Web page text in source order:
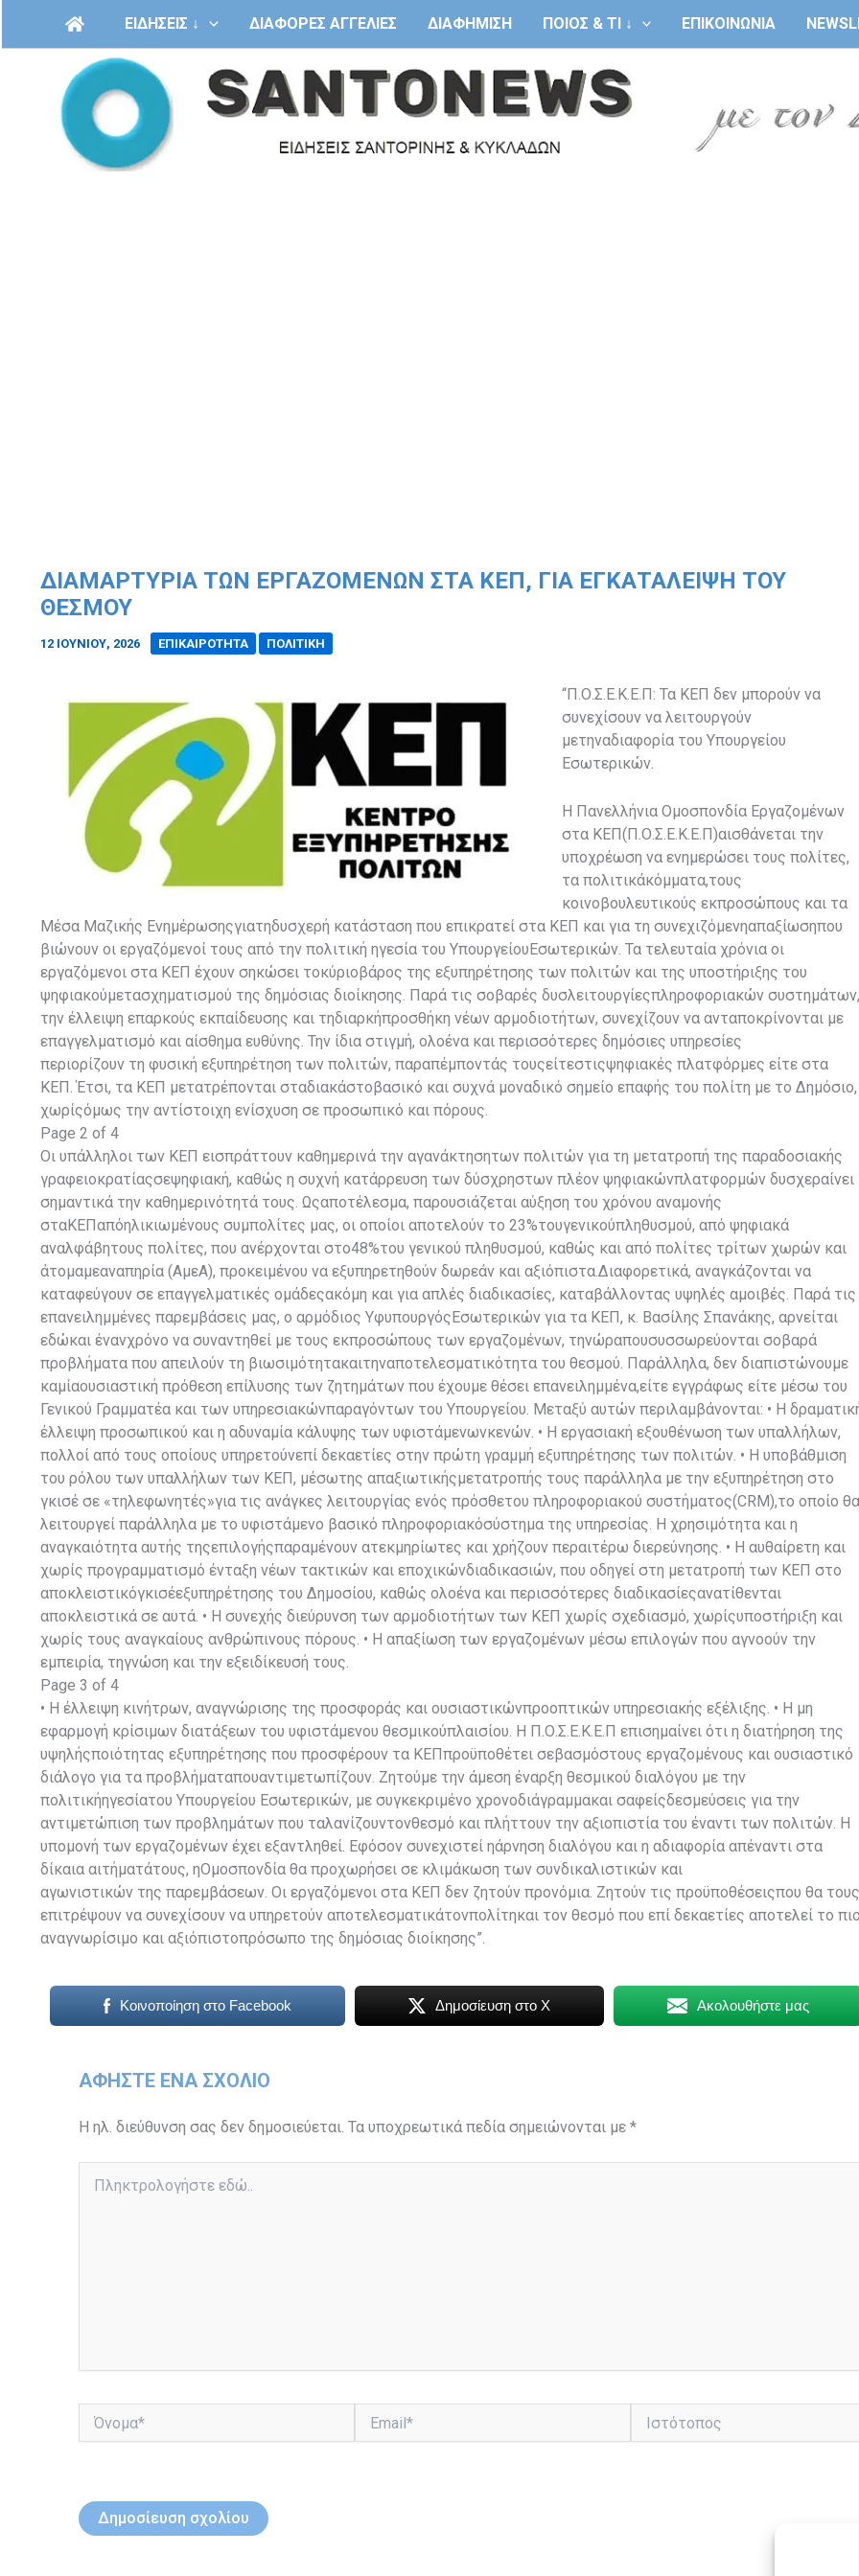
ΕΙΔΗΣΕΙΣ ↓ ΔΙΑΦΟΡΕΣ ΑΓΓΕΛΙΕΣ ΔΙΑΦΗΜΙΣΗ ΠΟΙΟΣ & ΤΙ ↓ ΕΠΙΚΟΙΝΩΝΙΑ
ΔΙΑΜΑΡΤΥΡΊΑ ΤΩΝ ΕΡΓΑΖΟΜΈΝΩΝ ΣΤΑ ΚΕΠ, ΓΙΑ ΕΓΚΑΤΆΛΕΙΨΗ ΤΟΥ
ΘΕΣΜΟΎ
12 ΙΟΥΝΊΟΥ, 2026 ΕΠΙΚΑΙΡΟΤΗΤΑ ΠΟΛΙΤΙΚΗ
“Π.Ο.Σ.Ε.Κ.Ε.Π: Τα ΚΕΠ δεν μπορούν να
συνεχίσουν να λειτουργούν
μετηναδιαφορία του Υπουργείου
Εσωτερικών.
Η Πανελλήνια Ομοσπονδία Εργαζομένων
στα ΚΕΠ(Π.Ο.Σ.Ε.Κ.Ε.Π)αισθάνεται την
υποχρέωση να ενημερώσει τους πολίτες,
τα πολιτικάκόμματα,τους
κοινοβουλευτικούς εκπροσώπους και τα
Μέσα Μαζικής Ενημέρωσηςγιατηδυσχερή κατάσταση που επικρατεί στα ΚΕΠ και για τη συνεχιζόμενηαπαξίωσηπου
βιώνουν οι εργαζόμενοί τους από την πολιτική ηγεσία του ΥπουργείουΕσωτερικών. Τα τελευταία χρόνια οι
εργαζόμενοι στα ΚΕΠ έχουν σηκώσει τοκύριοβάρος της εξυπηρέτησης των πολιτών και της υποστήριξης του
ψηφιακούμετασχηματισμού της δημόσιας διοίκησης. Παρά τις σοβαρές δυσλειτουργίεςπληροφοριακών συστημάτων,
την έλλειψη επαρκούς εκπαίδευσης και τηδιαρκήπροσθήκη νέων αρμοδιοτήτων, συνεχίζουν να ανταποκρίνονται με
επαγγελματισμό και αίσθημα ευθύνης. Την ίδια στιγμή, ολοένα και περισσότερες δημόσιες υπηρεσίες
περιορίζουν τη φυσική εξυπηρέτηση των πολιτών, παραπέμποντάς τουςείτεστιςψηφιακές πλατφόρμες είτε στα
ΚΕΠ. Έτσι, τα ΚΕΠ μετατρέπονται σταδιακάστοβασικό και συχνά μοναδικό σημείο επαφής του πολίτη με το Δημόσιο,
χωρίςόμως την αντίστοιχη ενίσχυση σε προσωπικό και πόρους.
Page 2 of 4
Οι υπάλληλοι των ΚΕΠ εισπράττουν καθημερινά την αγανάκτησητων πολιτών για τη μετατροπή της παραδοσιακής
γραφειοκρατίαςσεψηφιακή, καθώς η συχνή κατάρρευση των δύσχρηστων πλέον ψηφιακώνπλατφορμών δυσχεραίνει
σημαντικά την καθημερινότητά τους. Ωςαποτέλεσμα, παρουσιάζεται αύξηση του χρόνου αναμονής
σταΚΕΠαπόηλικιωμένους συμπολίτες μας, οι οποίοι αποτελούν το 23%τουγενικούπληθυσμού, από ψηφιακά
αναλφάβητους πολίτες, που ανέρχονται στο48%του γενικού πληθυσμού, καθώς και από πολίτες τρίτων χωρών και
άτομαμεαναπηρία (ΑμεΑ), προκειμένου να εξυπηρετηθούν δωρεάν και αξιόπιστα.Διαφορετικά, αναγκάζονται να
καταφεύγουν σε επαγγελματικές ομάδεςακόμη και για απλές διαδικασίες, καταβάλλοντας υψηλές αμοιβές. Παρά τις
επανειλημμένες παρεμβάσεις μας, ο αρμόδιος ΥφυπουργόςΕσωτερικών για τα ΚΕΠ, κ. Βασίλης Σπανάκης, αρνείται
εδώκαι ένανχρόνο να συναντηθεί με τους εκπροσώπους των εργαζομένων, τηνώραπουσυσσωρεύονται σοβαρά
προβλήματα που απειλούν τη βιωσιμότητακαιτηναποτελεσματικότητα του θεσμού. Παράλληλα, δεν διαπιστώνουμε
καμίαουσιαστική πρόθεση επίλυσης των ζητημάτων που έχουμε θέσει επανειλημμένα,είτε εγγράφως είτε μέσω του
Γενικού Γραμματέα και των υπηρεσιακώνπαραγόντων του Υπουργείου. Μεταξύ αυτών περιλαμβάνονται: • Η
έλλειψη προσωπικού και η αδυναμία κάλυψης των υφιστάμενωνκενών. • Η εργασιακή εξουθένωση των υπαλλήλων,
πολλοί από τους οποίους υπηρετούνεπί δεκαετίες στην πρώτη γραμμή εξυπηρέτησης των πολιτών. • Η υποβάθμιση
του ρόλου των υπαλλήλων των ΚΕΠ, μέσωτης απαξιωτικήςμετατροπής τους παράλληλα με την εξυπηρέτηση στο
γκισέ σε «τηλεφωνητές»για τις ανάγκες λειτουργίας ενός πρόσθετου πληροφοριακού συστήματος(CRM),το οποίο θα
λειτουργεί παράλληλα με το υφιστάμενο βασικό πληροφοριακόσύστημα της υπηρεσίας. Η χρησιμότητα και η
αναγκαιότητα αυτής τηςεπιλογήςπαραμένουν ατεκμηρίωτες και χρήζουν περαιτέρω διερεύνησης. • Η αυθαίρετη και
χωρίς προγραμματισμό ένταξη νέων τακτικών και εποχικώνδιαδικασιών, που οδηγεί στη μετατροπή των ΚΕΠ στο
αποκλειστικόγκισέεξυπηρέτησης του Δημοσίου, καθώς ολοένα και περισσότερες διαδικασίεςανατίθενται
αποκλειστικά σε αυτά. • Η συνεχής διεύρυνση των αρμοδιοτήτων των ΚΕΠ χωρίς σχεδιασμό, χωρίςυποστήριξη και
χωρίς τους αναγκαίους ανθρώπινους πόρους. • Η απαξίωση των εργαζομένων μέσω επιλογών που αγνοούν την
εμπειρία, τηγνώση και την εξειδίκευσή τους.
Page 3 of 4
• Η έλλειψη κινήτρων, αναγνώρισης της προσφοράς και ουσιαστικώνπροοπτικών υπηρεσιακής εξέλιξης. • Η μη
εφαρμογή κρίσιμων διατάξεων του υφιστάμενου θεσμικούπλαισίου. Η Π.Ο.Σ.Ε.Κ.Ε.Π επισημαίνει ότι η διατήρηση της
υψηλήςποιότητας εξυπηρέτησης που προσφέρουν τα ΚΕΠπροϋποθέτει σεβασμόστους εργαζομένους και ουσιαστικό
διάλογο για τα προβλήματαπουαντιμετωπίζουν. Ζητούμε την άμεση έναρξη θεσμικού διαλόγου με την
πολιτικήηγεσίατου Υπουργείου Εσωτερικών, με συγκεκριμένο χρονοδιάγραμμακαι σαφείςδεσμεύσεις για την
αντιμετώπιση των προβλημάτων που ταλανίζουντονθεσμό και πλήττουν την αξιοπιστία του έναντι των πολιτών. Η
υπομονή των εργαζομένων έχει εξαντληθεί. Εφόσον συνεχιστεί ηάρνηση διαλόγου και η αδιαφορία απέναντι στα
δίκαια αιτήματάτους, ηΟμοσπονδία θα προχωρήσει σε κλιμάκωση των συνδικαλιστικών και
αγωνιστικών της παρεμβάσεων. Οι εργαζόμενοι στα ΚΕΠ δεν ζητούν προνόμια. Ζητούν τις προϋποθέσειςπου θα τους
επιτρέψουν να συνεχίσουν να υπηρετούν αποτελεσματικάτονπολίτηκαι τον θεσμό που επί δεκαετίες αποτελεί το
αναγνωρίσιμο και αξιόπιστοπρόσωπο της δημόσιας διοίκησης”.
Κοινοποίηση στο Facebook Δημοσίευση στο X Ακολουθήστε μας
ΑΦΉΣΤΕ ΈΝΑ ΣΧΌΛΙΟ
Η ηλ. διεύθυνση σας δεν δημοσιεύεται. Τα υποχρεωτικά πεδία σημειώνονται με *
εδώ..
Όνομα* Ιστότοπος